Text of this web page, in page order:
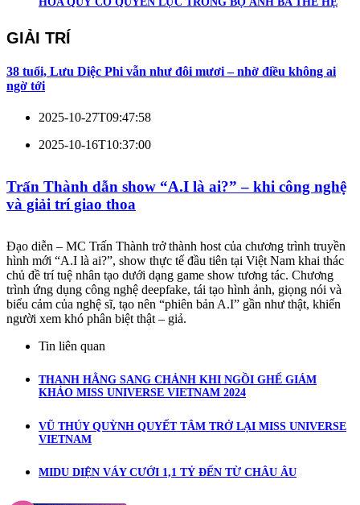
GIẢI TRÍ
38 tuổi, Lưu Diệc Phi vẫn như đôi mươi – nhờ điều không ai
ngờ tới
2025-10-27T09:47:58
2025-10-16T10:37:00
Trấn Thành dẫn show “A.I là ai?” – khi công nghệ
và giải trí giao thoa
Đạo diễn – MC Trấn Thành trở thành host của chương trình truyền
hình mới “A.I là ai?”, show thực tế đầu tiên tại Việt Nam khai thác
chủ đề trí tuệ nhân tạo dưới dạng game show tương tác. Chương
trình ứng dụng công nghệ deepfake, tái tạo hình ảnh, giọng nói và
biểu cảm của nghệ sĩ, tạo nên “phiên bản A.I” gần như thật, khiến
người xem khó phân biệt thật – giả.
Tin liên quan
THANH HẰNG SANG CHẢNH KHI NGỒI GHẾ GIÁM
KHẢO MISS UNIVERSE VIETNAM 2024
VŨ THÚY QUỲNH QUYẾT TÂM TRỞ LẠI MISS UNIVERSE
VIETNAM
MIDU DIỆN VÁY CƯỚI 1,1 TỶ ĐẾN TỪ CHÂU ÂU